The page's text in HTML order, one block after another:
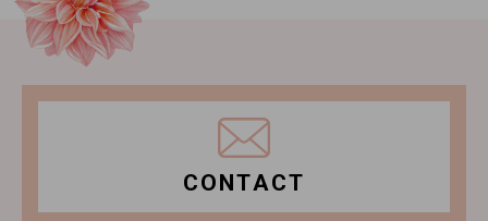
CONTACT